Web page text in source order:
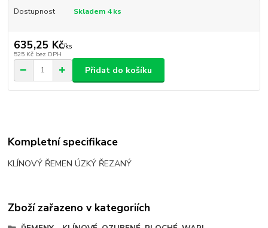
Dostupnost Skladem 4 ks
635,25 Kč/ks
525 Kč bez DPH
Přidat do košíku
Kompletní specifikace
KLÍNOVÝ ŘEMEN ÚZKÝ ŘEZANÝ
Zboží zařazeno v kategoriích